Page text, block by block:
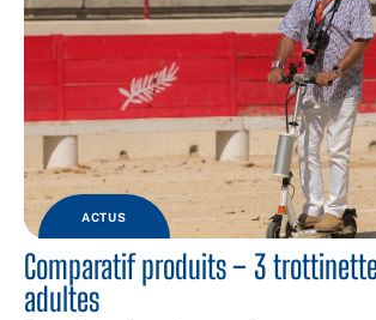
ACTUS
Comparatif produits – 3
adultes